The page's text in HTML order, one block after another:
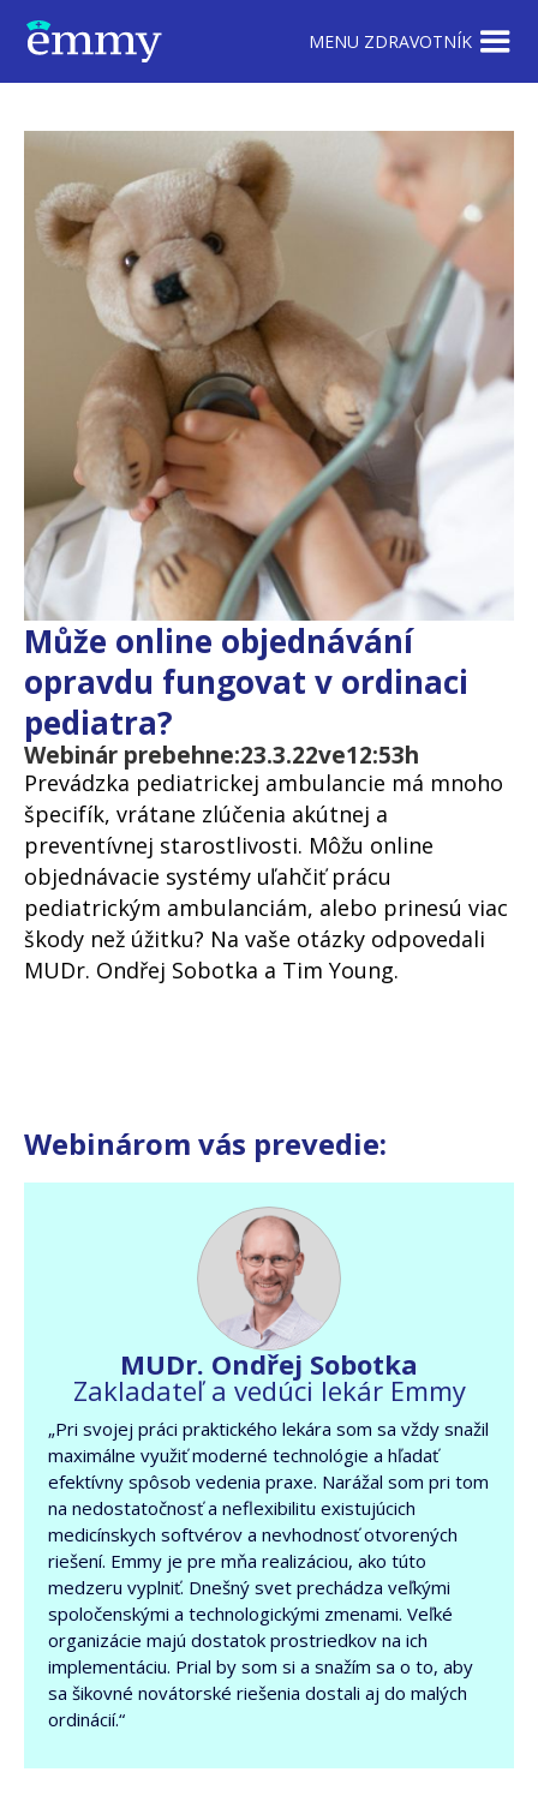
MENU ZDRAVOTNÍK
Může online objednávání
opravdu fungovat v ordinaci
pediatra?
Webinár prebehne:23.3.22ve12:53h
Prevádzka pediatrickej ambulancie má mnoho
špecifík, vrátane zlúčenia akútnej a
preventívnej starostlivosti. Môžu online
objednávacie systémy uľahčiť prácu
pediatrickým ambulanciám, alebo prinesú viac
škody než úžitku? Na vaše otázky odpovedali
MUDr. Ondřej Sobotka a Tim Young.
Webinárom vás prevedie:
MUDr. Ondřej Sobotka
Zakladateľ a vedúci lekár Emmy
„Pri svojej práci praktického lekára som sa vždy snažil
maximálne využiť moderné technológie a hľadať
efektívny spôsob vedenia praxe. Narážal som pri tom
na nedostatočnosť a neflexibilitu existujúcich
medicínskych softvérov a nevhodnosť otvorených
riešení. Emmy je pre mňa realizáciou, ako túto
medzeru vyplniť. Dnešný svet prechádza veľkými
spoločenskými a technologickými zmenami. Veľké
organizácie majú dostatok prostriedkov na ich
implementáciu. Prial by som si a snažím sa o to, aby
sa šikovné novátorské riešenia dostali aj do malých
ordinácií.“